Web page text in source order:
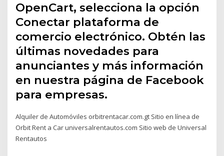
OpenCart, selecciona la opción
Conectar plataforma de
comercio electrónico. Obtén las
últimas novedades para
anunciantes y más información
en nuestra página de Facebook
para empresas.
Alquiler de Automóviles orbitrentacar.com.gt Sitio en línea de
Orbit Rent a Car universalrentautos.com Sitio web de Universal
Rentautos